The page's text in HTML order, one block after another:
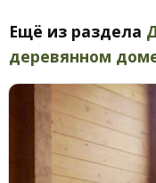
Ещё из раздела
деревянном